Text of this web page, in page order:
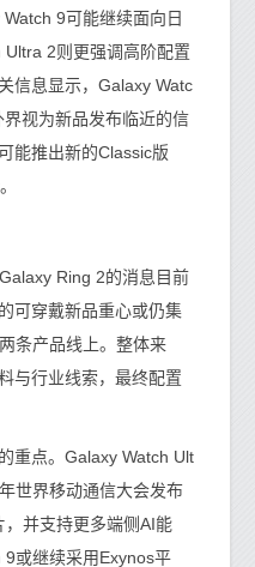
9可能继续面向日
2则更强调高阶配置
信息显示，Galaxy Watc
视为新品发布临近的信
能推出新的Classic版
Ring 2的消息目前
可穿戴新品重心或仍集
条产品线上。整体来
与行业线索，最终配置
点。Galaxy Watch Ult
世界移动通信大会发布
并支持更多端侧AI能
或继续采用Exynos平